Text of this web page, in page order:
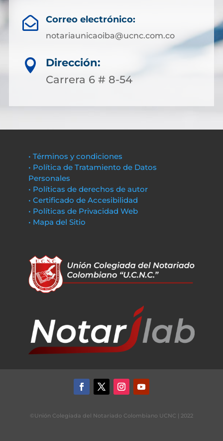
 Correo electrónico:
notariaunicaoiba@ucnc.com.co

Dirección:
Carrera 6 # 8-54
• Términos y condiciones
• Política de Tratamiento de Datos
Personales
• Políticas de derechos de autor
• Certificado de Accesibilidad
• Políticas de Privacidad Web
• Mapa del Sitio
©Unión Colegiada del Notariado Colombiano UCNC | 2022